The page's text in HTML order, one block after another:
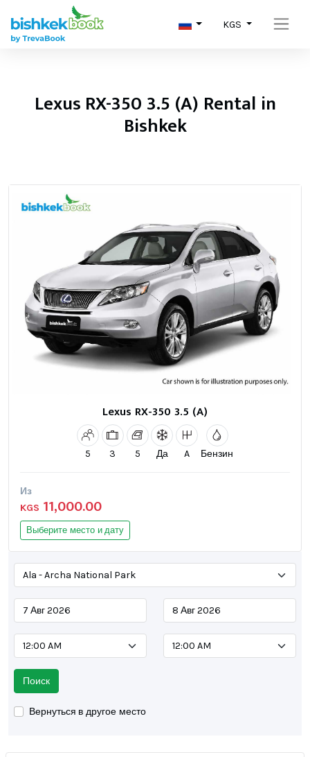
KGS
Lexus RX-350 3.5 (A) Rental in
Bishkek
Lexus RX-350 3.5 (A)
5 3 5 Да A Бензин
Из
KGS 11,000.00
Выберите место и дату
Поиск
Вернуться в другое место